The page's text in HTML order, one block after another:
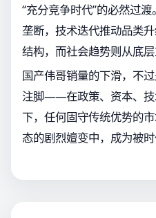
“充分竞争时代”的必然过
垄断，技术迭代推动品类
结构，而社会趋势则从底层
国产伟哥销量的下滑，不
注脚——在政策、资本、技
下，任何固守传统优势的
态的剧烈嬗变中，成为被